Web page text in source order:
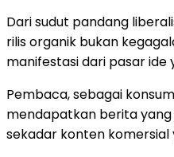
Dari sudut pandang
rilis organik bukan
manifestasi dari pasar ide
Pembaca, sebagai
mendapatkan berita
sekadar konten komersial